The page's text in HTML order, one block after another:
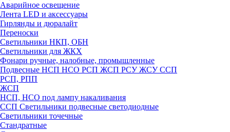
Аварийное освещение
Лента LED и аксессуары
Гирлянды и дюралайт
Переноски
Светильники НКП, ОБН
Светильники для ЖКХ
Фонари ручные, налобные, промышленные
Подвесные НСП НСО РСП ЖСП РСУ ЖСУ ССП
РСП, РПП
ЖСП
НСП, НСО под лампу накаливания
ССП Светильники подвесные светодиодные
Светильники точечные
Стандратные